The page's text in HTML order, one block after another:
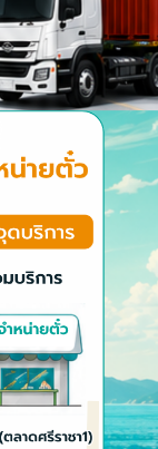
สายงานบัญชีและการ
สัก จ.สุราษฎร์ธานี